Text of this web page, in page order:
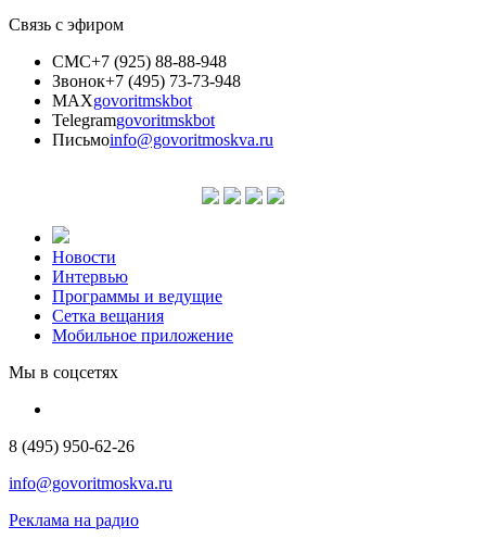
Связь с эфиром
СМС+7 (925) 88-88-948
Звонок+7 (495) 73-73-948
MAXgovoritmskbot
Telegramgovoritmskbot
Письмоinfo@govoritmoskva.ru
Новости
Интервью
Программы и ведущие
Сетка вещания
Мобильное приложение
Мы в соцсетях
8 (495) 950-62-26
info@govoritmoskva.ru
Реклама на радио